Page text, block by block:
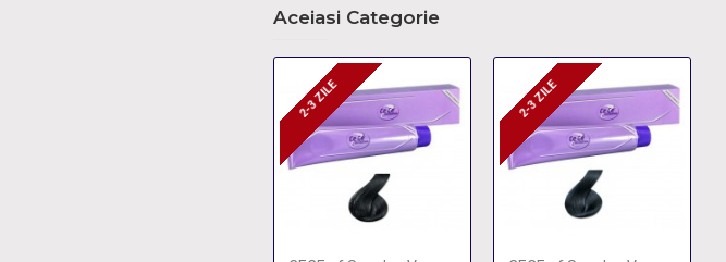
Aceiasi Categorie
2-3 ZILE
2-3 ZILE 2-3 ZILE
2-3 ZILE